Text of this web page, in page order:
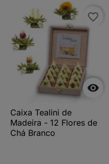

favorite_border
Caixa Tealini de
Madeira - 12 Flores de
Chá Branco